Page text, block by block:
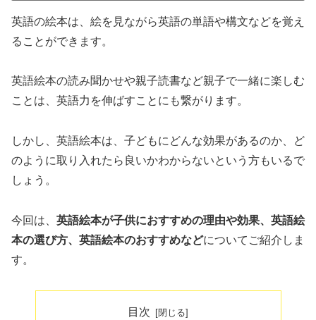
英語の絵本は、絵を見ながら英語の単語や構文などを覚え
ることができます。
英語絵本の読み聞かせや親子読書など親子で一緒に楽しむ
ことは、英語力を伸ばすことにも繋がります。
しかし、英語絵本は、子どもにどんな効果があるのか、ど
のように取り入れたら良いかわからないという方もいるで
しょう。
今回は、 英語絵本が子供におすすめの理由や効果、英語絵
本の選び方、英語絵本のおすすめなどについてご紹介しま
す。
目次